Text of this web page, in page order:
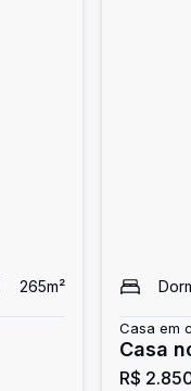
265m²
Casa em
Casa
R$